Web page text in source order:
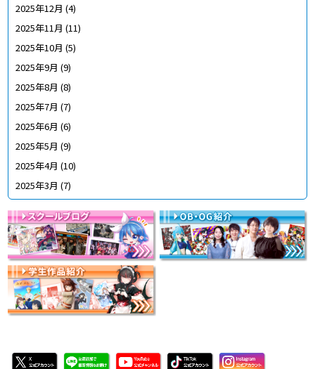
2025年12月 (4)
2025年11月 (11)
2025年10月 (5)
2025年9月 (9)
2025年8月 (8)
2025年7月 (7)
2025年6月 (6)
2025年5月 (9)
2025年4月 (10)
2025年3月 (7)